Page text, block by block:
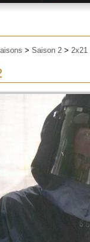
> Saison 2 > 2x21